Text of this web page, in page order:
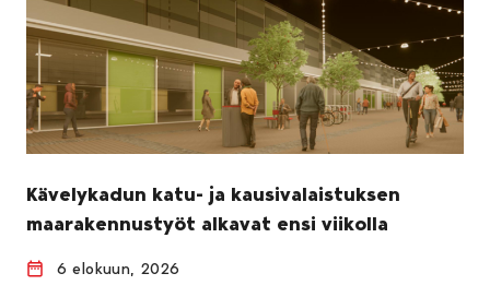
Kävelykadun katu- ja kausivalaistuksen
maarakennustyöt alkavat ensi viikolla
6 elokuun, 2026